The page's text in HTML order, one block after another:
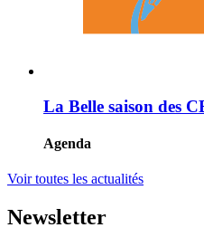
La Belle saison des
Agenda
Voir toutes les actualités
Newsletter